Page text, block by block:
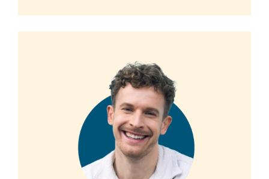
We need your consent to
load the service!
This content is not permitted
to load due to trackers that
are not disclosed to the visitor.
The website owner needs to